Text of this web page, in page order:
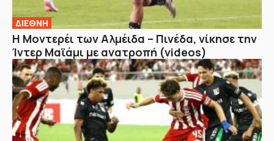
ΔΙΕΘΝΗ
Η Μοντερέι των Αλμέιδα – Πινέδα, νίκησε την
Ίντερ Μαϊάμι με ανατροπή (videos)